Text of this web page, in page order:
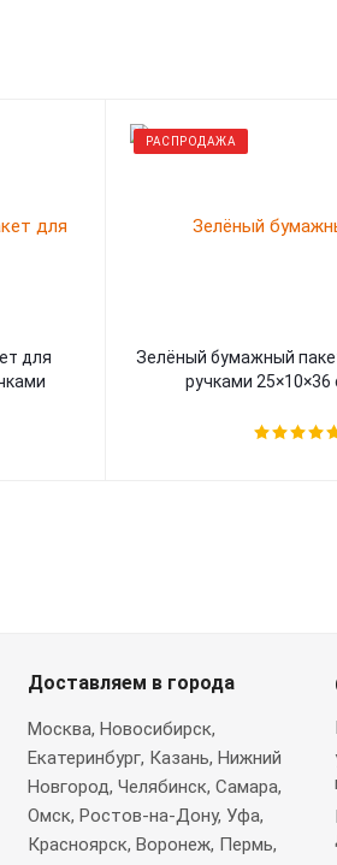
для
РАСПРОДАЖА
Зелёный бумажный пакет с ленточными
ручками 25×10×36
Доставляем в города
Москва, Новосибирск,
Екатеринбург, Казань, Нижний
Новгород, Челябинск, Самара,
Омск, Ростов-на-Дону, Уфа,
Красноярск, Воронеж, Пермь,